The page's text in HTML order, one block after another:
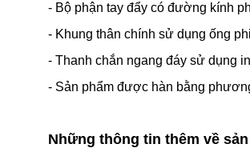
- Bộ phận tay đẩy có đường kính
- Khung thân chính sử dụng ống
- Thanh chắn ngang đáy sử dụng
- Sản phẩm được hàn bằng
Những thông tin thêm về